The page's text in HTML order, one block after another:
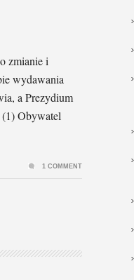
zmianie i
wydawania
a Prezydium
Obywatel
1 COMMENT